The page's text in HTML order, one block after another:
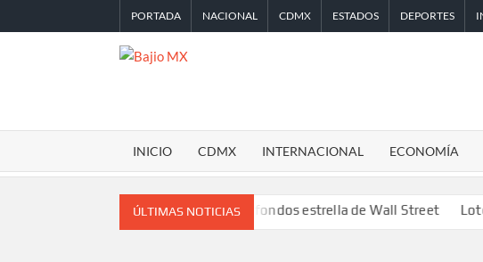
al
PORTADA NACIONAL CDMX ESTADOS DEPORTES
MX
INICIO CDMX INTERNACIONAL ECONOMÍA
ÚLTIMAS NOTICIAS
Desplome de la IA arrastra a fondos estrella de Wall Street Lotería